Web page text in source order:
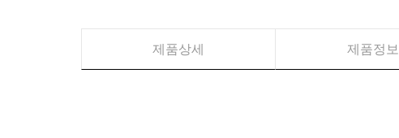
제품상세 제품정보